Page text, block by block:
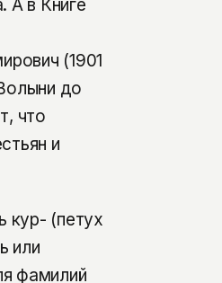
А в Книге
(1901
до
что
и
кур- (петух
или
фамилий